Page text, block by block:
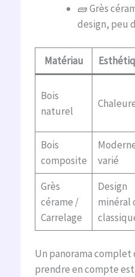
🧱 Grès
design, peu
Matériau
Bois
naturel
Bois
composite
varié
Grès
cérame /
Carrelage
Design
minéral
Un panorama complet
prendre en compte